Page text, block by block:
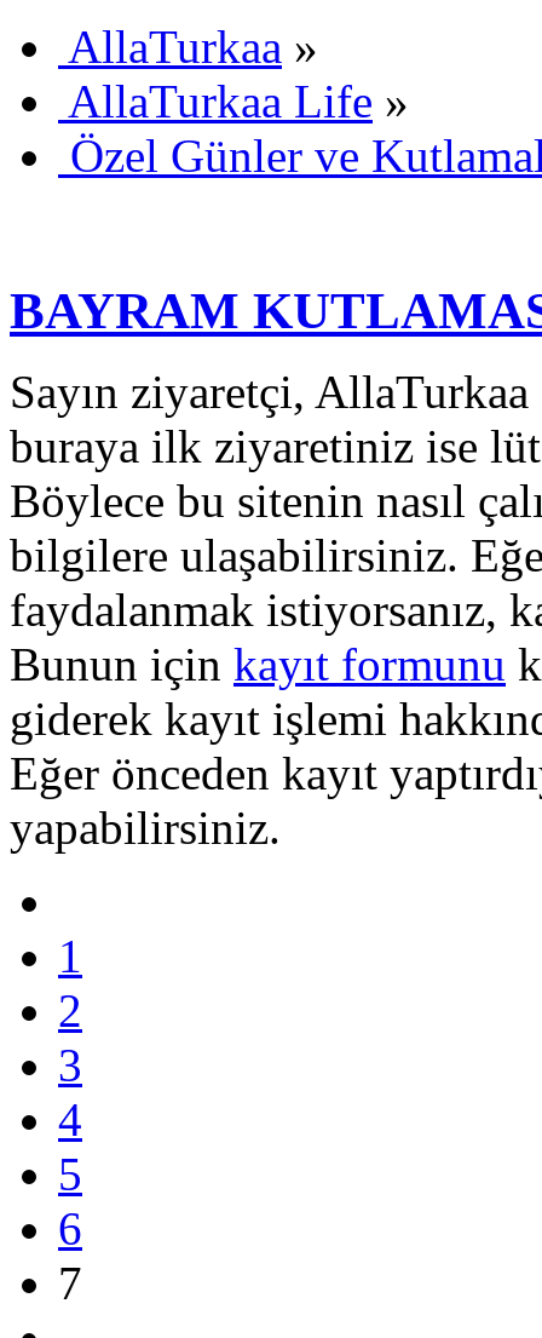
AllaTurkaa »
AllaTurkaa Life »
Özel Günler ve
BAYRAM
Sayın ziyaretçi,
buraya ilk ziyaretiniz ise
Böylece bu sitenin nasıl
bilgilere ulaşabilirsiniz.
faydalanmak istiyorsanız,
Bunun için kayıt formunu
giderek kayıt işlemi
Eğer önceden kayıt
yapabilirsiniz.
1
2
3
4
5
6
7